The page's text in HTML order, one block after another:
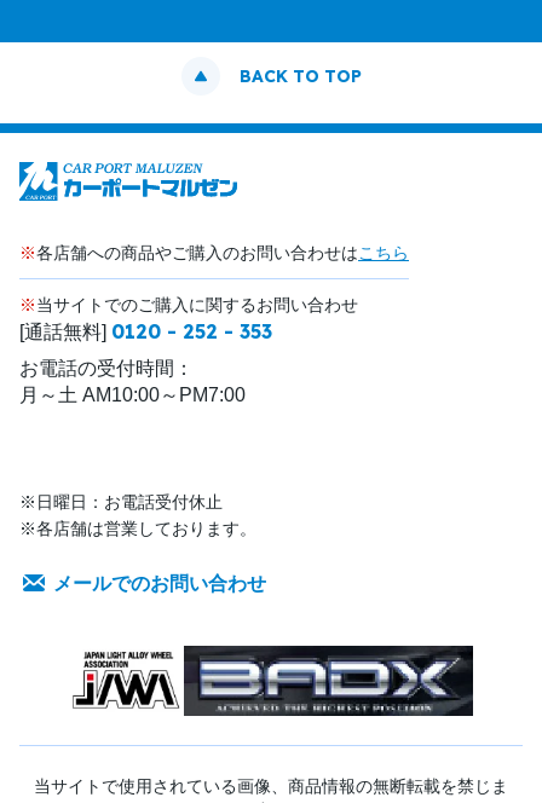
BACK TO TOP
※各店舗への商品やご購入のお問い合わせはこちら
※当サイトでのご購入に関するお問い合わせ
[通話無料] 0120 - 252 - 353
お電話の受付時間：
月～土 AM10:00～PM7:00
※日曜日：お電話受付休止
※各店舗は営業しております。
メールでのお問い合わせ
当サイトで使用されている画像、商品情報の無断転載を禁じま